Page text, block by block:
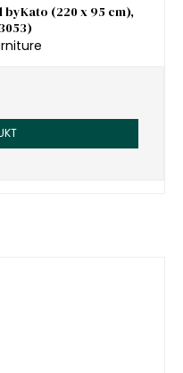
(220 x 95 cm),